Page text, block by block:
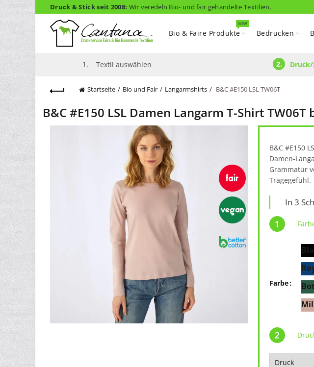
Druck & Stick seit 2008: Wir veredeln Bio- und fair gehandelte Textilien.
Bio & Faire Produkte
NEW
Bedrucken
1. Textil auswählen 2.
Startseite Bio und Fair Langarmshirts B&C #E150 LSL TW06T
B&C #E150 LSL Damen Langarm T-Shirt
B&C #E150
Damen-
Grammatur
Tragegefühl.
In 3
Farbe